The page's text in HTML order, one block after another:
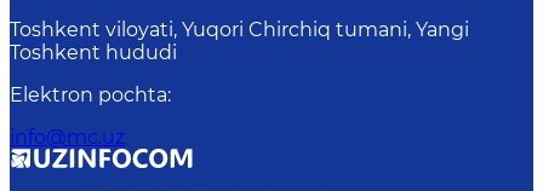
Toshkent viloyati, Yuqori Chirchiq tumani, Yangi
Toshkent hududi
Elektron pochta:
info@mc.uz